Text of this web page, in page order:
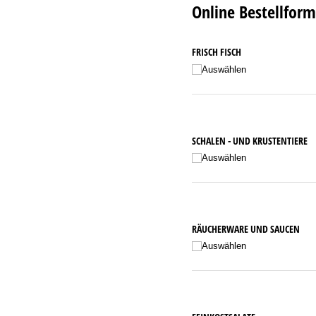
Online
FRISCH FISCH
Auswählen
SCHALEN - UND KRUSTENTIERE
Auswählen
RÄUCHERWARE UND SAUCEN
Auswählen